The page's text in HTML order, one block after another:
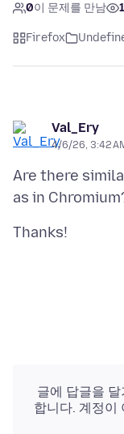
0이 문제를 만남
Firefox
Val_Ery
4/6/26, 3:42
Are there
글에 답글을
합니다. 계정이